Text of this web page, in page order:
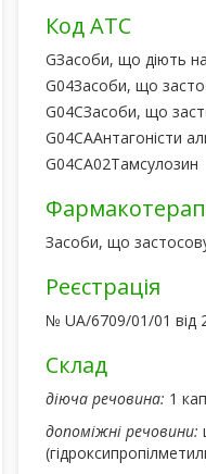
Код АТС
GЗасоби, що діють
G04Засоби, що
G04CЗасоби, що
G04CAАнтагоністи
G04CA02Тамсулозин
Засоби, що
Реєстрація
№ UA/6709/01/01 від
Склад
діюча речовина: 1
допоміжні речовини: